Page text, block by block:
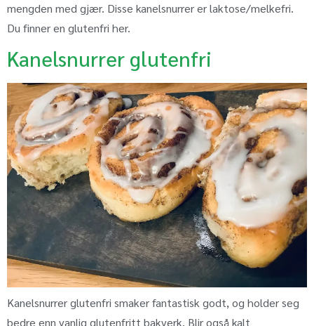
mengden med gjær. Disse kanelsnurrer er laktose/melkefri.
Du finner en glutenfri her.
Kanelsnurrer glutenfri
Kanelsnurrer glutenfri smaker fantastisk godt, og holder seg
bedre enn vanlig glutenfritt bakverk. Blir også kalt